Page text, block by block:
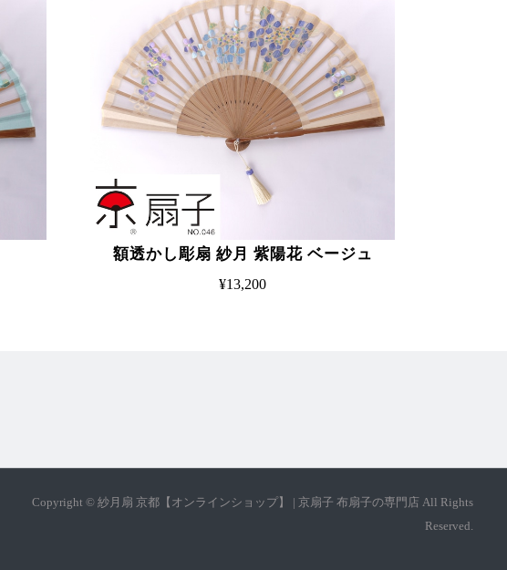
額透かし彫扇 紗月 紫陽花 ベージュ
¥13,200
Copyright © 紗月扇 京都【オンラインショップ】 | 京扇子 布扇子の専門店 All Rights
Reserved.